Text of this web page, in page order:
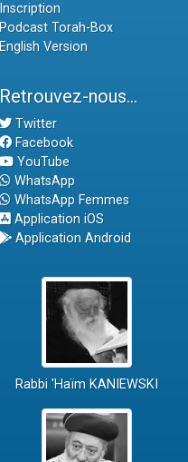
Inscription
Podcast Torah-Box
English Version
Retrouvez-nous...
Twitter
Facebook
YouTube
WhatsApp
WhatsApp Femmes
Application iOS
Application Android
Rabbi 'Haïm KANIEWSKI